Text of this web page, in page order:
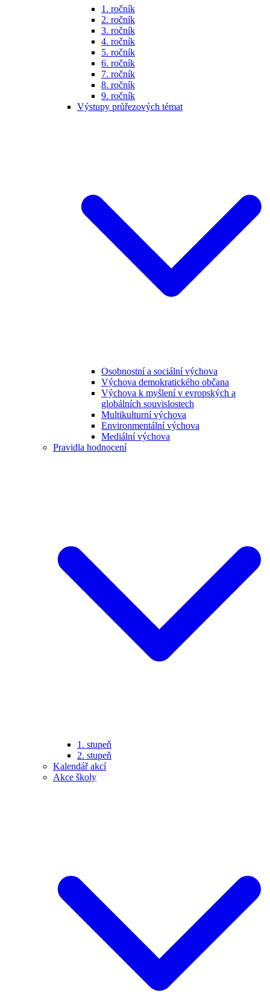
1. ročník
2. ročník
3. ročník
4. ročník
5. ročník
6. ročník
7. ročník
8. ročník
9. ročník
Výstupy průřezových témat
Osobnostní a sociální výchova
Výchova demokratického občana
Výchova k myšlení v evropských a
globálních souvislostech
Multikulturní výchova
Environmentální výchova
Mediální výchova
Pravidla hodnocení
1. stupeň
2. stupeň
Kalendář akcí
Akce školy